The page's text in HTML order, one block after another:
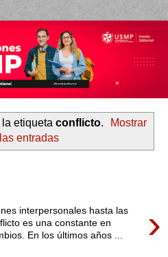
etiqueta conflicto.
Mostrar
entradas
›
interpersonales hasta las
es una constante en
En los últimos años ...